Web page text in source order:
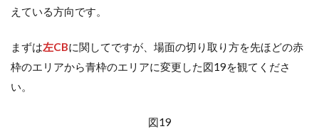
えている方向です。
まずは左CBに関してですが、場面の切り取り方を先ほどの赤
枠のエリアから青枠のエリアに変更した図19を観てくださ
い。
図19